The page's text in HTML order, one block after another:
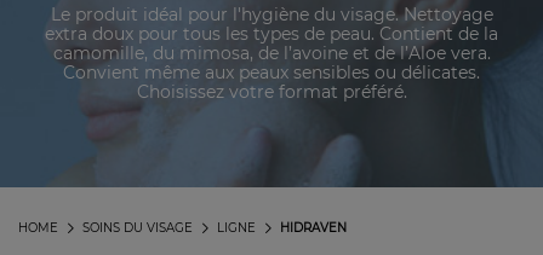
Le produit idéal pour l'hygiène du visage. Nettoyage
extra doux pour tous les types de peau. Contient de la
camomille, du mimosa, de l’avoine et de l’Aloe vera.
Convient même aux peaux sensibles ou délicates.
Choisissez votre format préféré.
HIDRAVEN
LIGNE
SOINS DU VISAGE
HOME